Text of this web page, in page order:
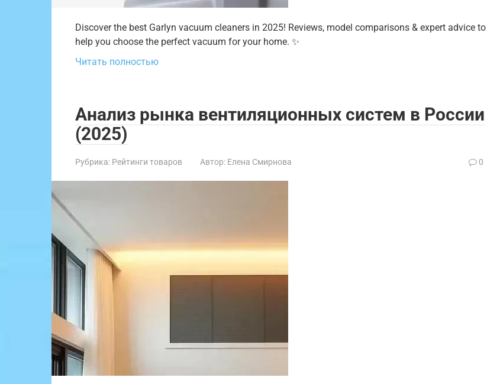
Discover the best Garlyn vacuum cleaners in 2025! Reviews, model comparisons & expert advice to
help you choose the perfect vacuum for your home. ✨
Читать полностью
Анализ рынка вентиляционных систем в России
(2025)
Рубрика: Рейтинги товаров Автор: Елена Смирнова 0